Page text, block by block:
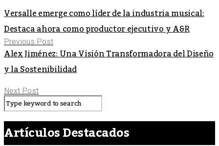
Versalle emerge como líder de la industria musical:
Destaca ahora como productor ejecutivo y A&R
Previous Post
Alex Jiménez: Una Visión Transformadora del Diseño
y la Sostenibilidad
Next Post
Artículos Destacados